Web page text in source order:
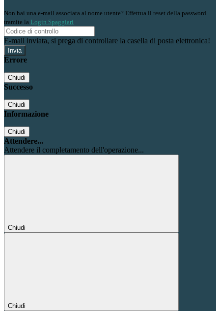
Non hai una e-mail associata al nome utente? Effettua il reset della password
tramite la Login Spaggiari
E-mail inviata, si prega di controllare la casella di posta elettronica!
Errore
Chiudi
Successo
Chiudi
Informazione
Chiudi
Attendere...
Attendere il completamento dell'operazione...
Chiudi
Chiudi